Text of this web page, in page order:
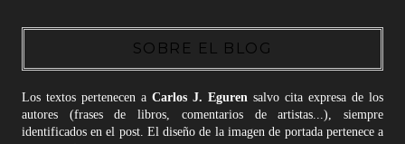
SOBRE EL BLOG
Los textos pertenecen a Carlos J. Egurensalvo cita expresa de los
autores (frases de libros, comentarios de artistas...), siempre
identificados en el post. El diseño de la imagen de portada pertenece a